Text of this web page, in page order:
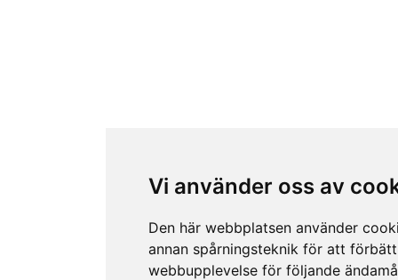
Vi använder oss av
Den här webbplatsen använder
annan spårningsteknik för att
webbupplevelse för följande